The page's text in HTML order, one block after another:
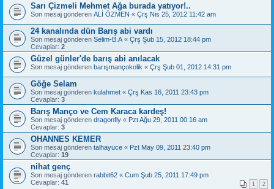
Sarı Çizmeli Mehmet Ağa burada yatıyor!..
Son mesaj gönderen ALİ ÖZMEN « Çrş Nis 25, 2012 11:42 am
24 kanalında dün Barış abi vardı
Son mesaj gönderen Selim-B.A « Çrş Şub 15, 2012 18:44 pm
Cevaplar: 2
Güzel günler'de barış abi anılacak
Son mesaj gönderen barışmançokolik « Çrş Şub 01, 2012 14:31 pm
Göğe Selam
Son mesaj gönderen kulahmet « Çrş Kas 16, 2011 23:43 pm
Cevaplar: 3
Barış Manço ve Cem Karaca kardeş!
Son mesaj gönderen dragonfly « Pzt Ağu 29, 2011 00:16 am
Cevaplar: 3
OHANNES KEMER
Son mesaj gönderen talhayuce « Pzt May 09, 2011 23:40 pm
Cevaplar: 19
nihat genç
Son mesaj gönderen rabbit62 « Cum Şub 25, 2011 17:49 pm
Cevaplar: 41 1 2